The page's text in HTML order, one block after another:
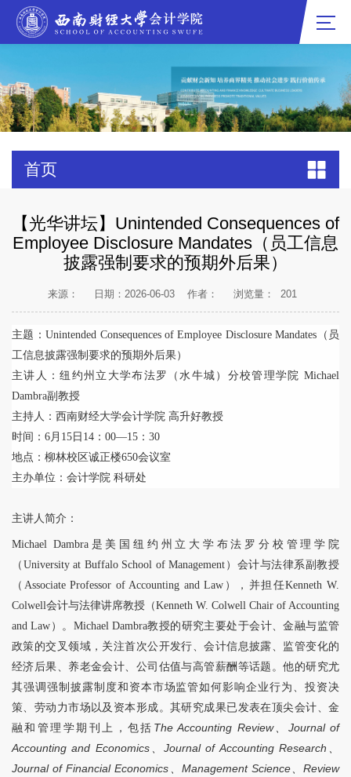
首页
【光华讲坛】Unintended Consequences of
Employee Disclosure Mandates（员工信息
披露强制要求的预期外后果）
来源： 日期：2026-06-03 作者： 浏览量： 201
主题：Unintended Consequences of Employee Disclosure Mandates（员
工信息披露强制要求的预期外后果）
主讲人：纽约州立大学布法罗（水牛城）分校管理学院 Michael
Dambra副教授
主持人：西南财经大学会计学院 高升好教授
时间：6月15日14：00—15：30
地点：柳林校区诚正楼650会议室
主办单位：会计学院 科研处
主讲人简介：
Michael Dambra是美国纽约州立大学布法罗分校管理学院
（University at Buffalo School of Management）会计与法律系副教授
（Associate Professor of Accounting and Law），并担任Kenneth W.
Colwell会计与法律讲席教授（Kenneth W. Colwell Chair of Accounting
and Law）。Michael Dambra教授的研究主要处于会计、金融与监管
政策的交叉领域，关注首次公开发行、会计信息披露、监管变化的
经济后果、养老金会计、公司估值与高管薪酬等话题。他的研究尤
其强调强制披露制度和资本市场监管如何影响企业行为、投资决
策、劳动力市场以及资本形成。其研究成果已发表在顶尖会计、金
融和管理学期刊上，包括 The Accounting Review、Journal of
Accounting and Economics、Journal of Accounting Research、
Journal of Financial Economics、Management Science、Review